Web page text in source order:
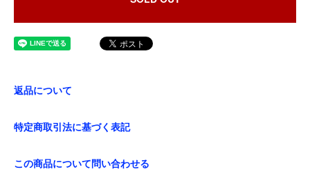
返品について
特定商取引法に基づく表記
この商品について問い合わせる